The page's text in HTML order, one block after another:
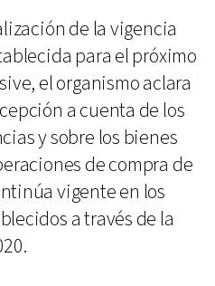
de la vigencia
para el próximo
el organismo aclara
a cuenta de los
y sobre los bienes
de compra de
vigente en los
a través de la